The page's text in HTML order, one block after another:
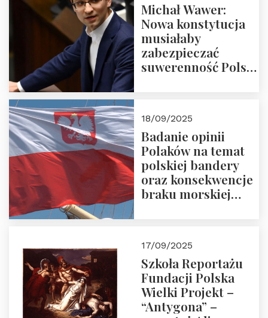
Michał Wawer:
Nowa konstytucja
musiałaby
zabezpieczać
suwerenność Polski
18/09/2025
Badanie opinii
Polaków na temat
polskiej bandery
oraz konsekwencje
braku morskiej
17/09/2025
Szkoła Reportażu
Fundacji Polska
Wielki Projekt –
“Antygona” –